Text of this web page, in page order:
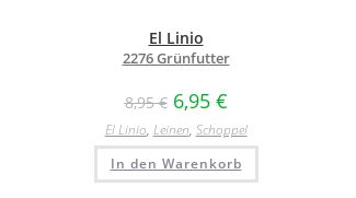
El Linio
2276 Grünfutter
8,95€ 6,95 €
El Linio, Leinen, Schoppel
In den Warenkorb